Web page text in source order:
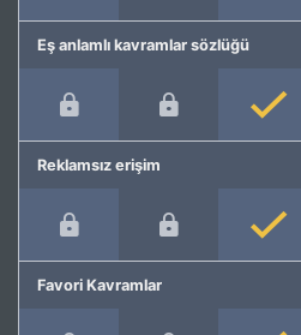
Eş anlamlı kavramlar sözlüğü
Reklamsız erişim
Favori Kavramlar